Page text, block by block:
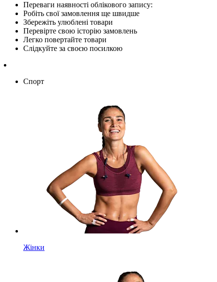
Переваги наявності облікового запису:
Робіть свої замовлення ще швидше
Збережіть улюблені товари
Перевірте свою історію замовлень
Легко повертайте товари
Слідкуйте за своєю посилкою
Спорт
Жінки